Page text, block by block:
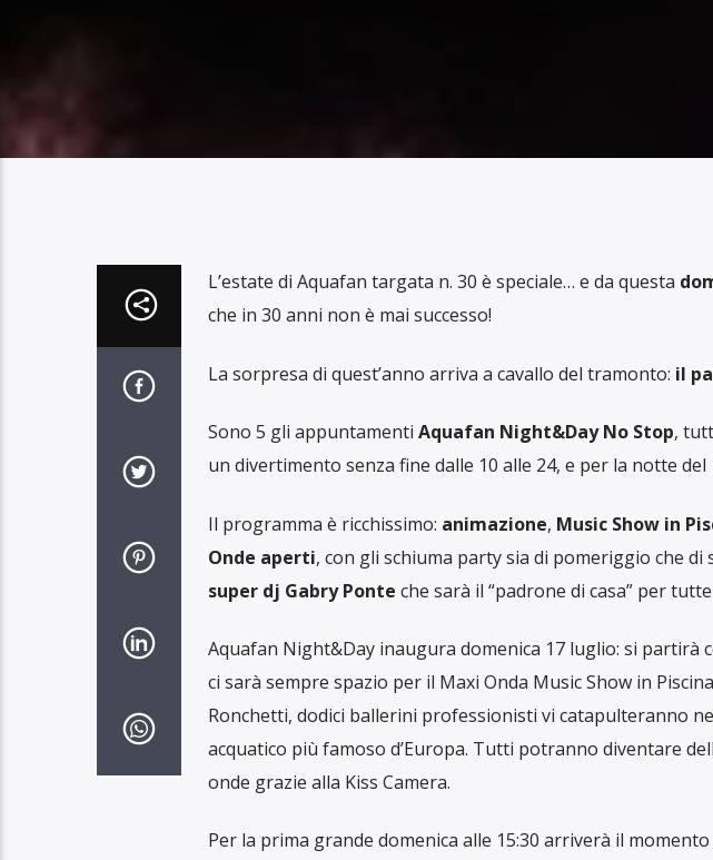
L’estate di Aquafan targata n. 30 è speciale… e da questa
che in 30 anni non è mai successo!
La sorpresa di quest’anno arriva a cavallo del tramonto: il
Sono 5 gli appuntamenti Aquafan Night&Day No Stop,
un divertimento senza fine dalle 10 alle 24, e per la notte
Il programma è ricchissimo: animazione, Music Show in
Onde aperti, con gli schiuma party sia di pomeriggio che
super dj Gabry Ponte che sarà il “padrone di casa” per
Aquafan Night&Day inaugura domenica 17 luglio: si partirà
ci sarà sempre spazio per il Maxi Onda Music Show in
Ronchetti, dodici ballerini professionisti vi catapulteranno
acquatico più famoso d’Europa. Tutti potranno diventare
onde grazie alla Kiss Camera.
Per la prima grande domenica alle 15:30 arriverà il